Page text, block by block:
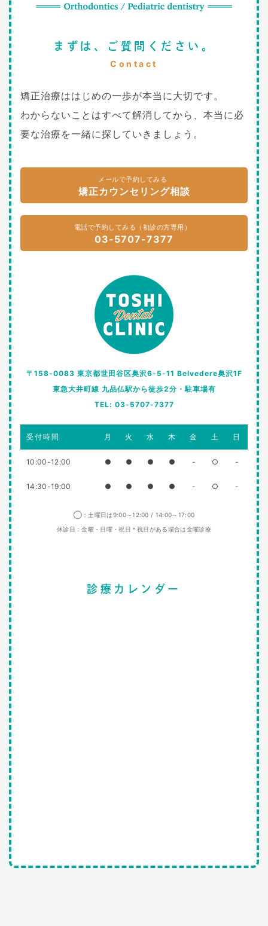
まずは、ご質問ください。
Contact
矯正治療ははじめの一歩が本当に大切です。
わからないことはすべて解消してから、本当に必
要な治療を一緒に探していきましょう。
メールで予約してみる
矯正カウンセリング相談
電話で予約してみる（初診の方専用）
03-5707-7377
〒158-0083 東京都世田谷区奥沢6-5-11 Belvedere奥沢1F
東急大井町線 九品仏駅から徒歩2分・駐車場有
TEL: 03-5707-7377
受付時間 月 火 水 木 金 土 日
10:00-12:00 ● ● ● ● - ○ -
14:30-19:00 ● ● ● ● - ○ -
◯：土曜日は9:00～12:00 / 14:00～17:00
休診日：金曜・日曜・祝日＊祝日がある場合は金曜診療
診療カレンダー